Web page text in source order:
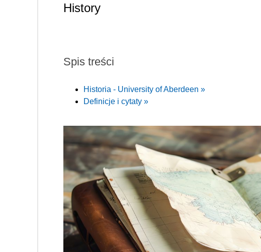
History
Spis treści
Historia - University of Aberdeen »
Definicje i cytaty »